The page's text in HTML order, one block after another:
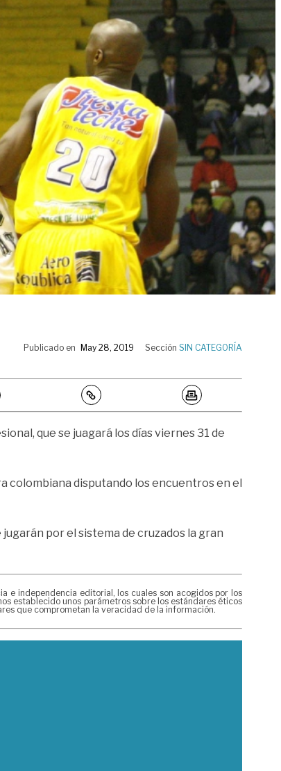
Publicado en May 28, 2019 Sección SIN CATEGORÍA
que se juagará los días viernes 31 de
colombiana disputando los encuentros en el
por el sistema de cruzados la gran
e independencia editorial, los cuales son acogidos por los
establecido unos parámetros sobre los estándares éticos
que comprometan la veracidad de la información.